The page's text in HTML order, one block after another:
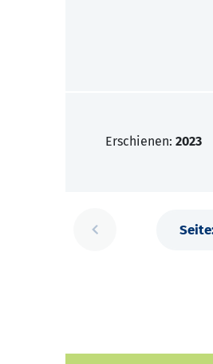
Erschienen: 2023